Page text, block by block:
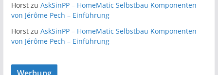
Horstzu AskSinPP – HomeMatic Selbstbau Komponenten
von Jérôme Pech – Einführung
Horstzu AskSinPP – HomeMatic Selbstbau Komponenten
von Jérôme Pech – Einführung